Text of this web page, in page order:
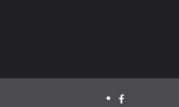
facebook